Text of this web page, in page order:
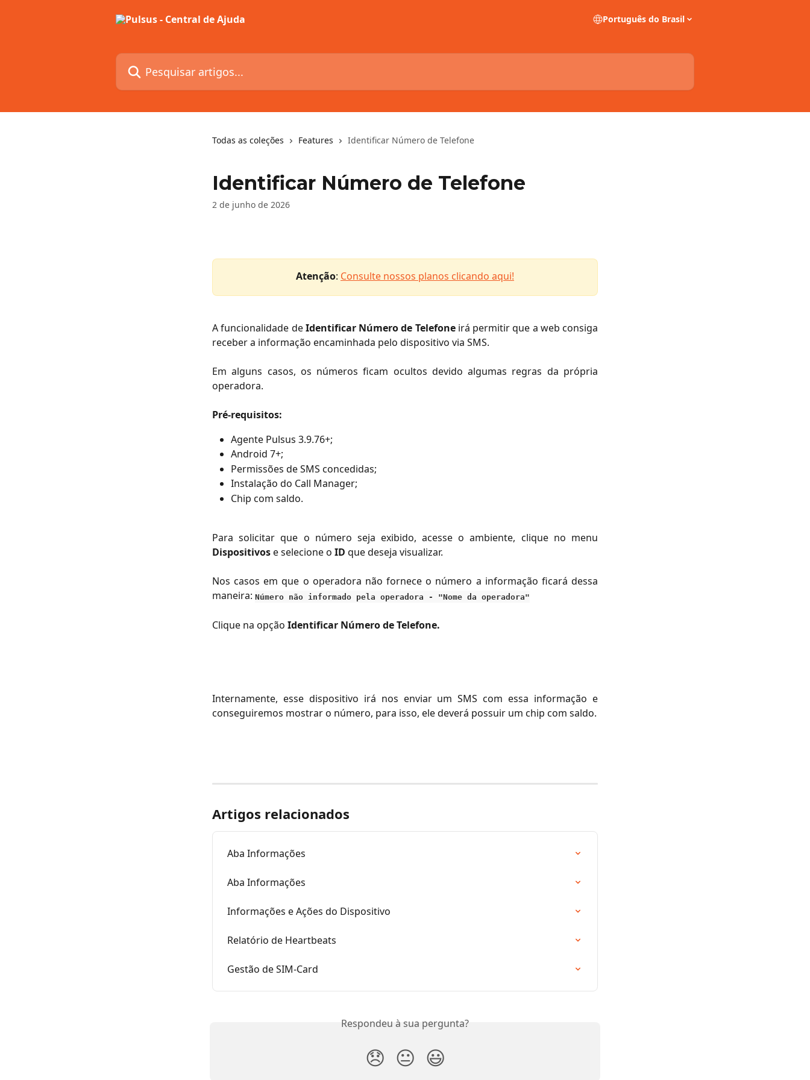
Português do Brasil
Pesquisar artigos...
Todas as coleções Features Identificar Número de Telefone
Identificar Número de Telefone
2 de junho de 2026
Atenção: ​ Consulte nossos planos clicando aqui!
A funcionalidade deIdentificar Número de Telefone irá permitir que a web consiga
receber a informação encaminhada pelo dispositivo via SMS.
Em alguns casos, os números ficam ocultos devido algumas regras da própria
operadora.
Pré-requisitos:
Agente Pulsus 3.9.76+;
Android 7+;
Permissões de SMS concedidas;
Instalação do Call Manager;
Chip com saldo.
Para solicitar que o número seja exibido, acesse o ambiente, clique no menu
Dispositivose selecione o ID que deseja visualizar.
Nos casos em que o operadora não fornece o número a informação ficará dessa
maneira: Número não informado pela operadora - "Nome da operadora"
Clique na opção Identificar Número de Telefone.
Internamente, esse dispositivo irá nos enviar um SMS com essa informação e
conseguiremos mostrar o número, para isso, ele deverá possuir um chip com saldo.
Artigos relacionados
Aba Informações
Aba Informações
Informações e Ações do Dispositivo
Relatório de Heartbeats
Gestão de SIM-Card
Respondeu à sua pergunta?
😞 😐 😃